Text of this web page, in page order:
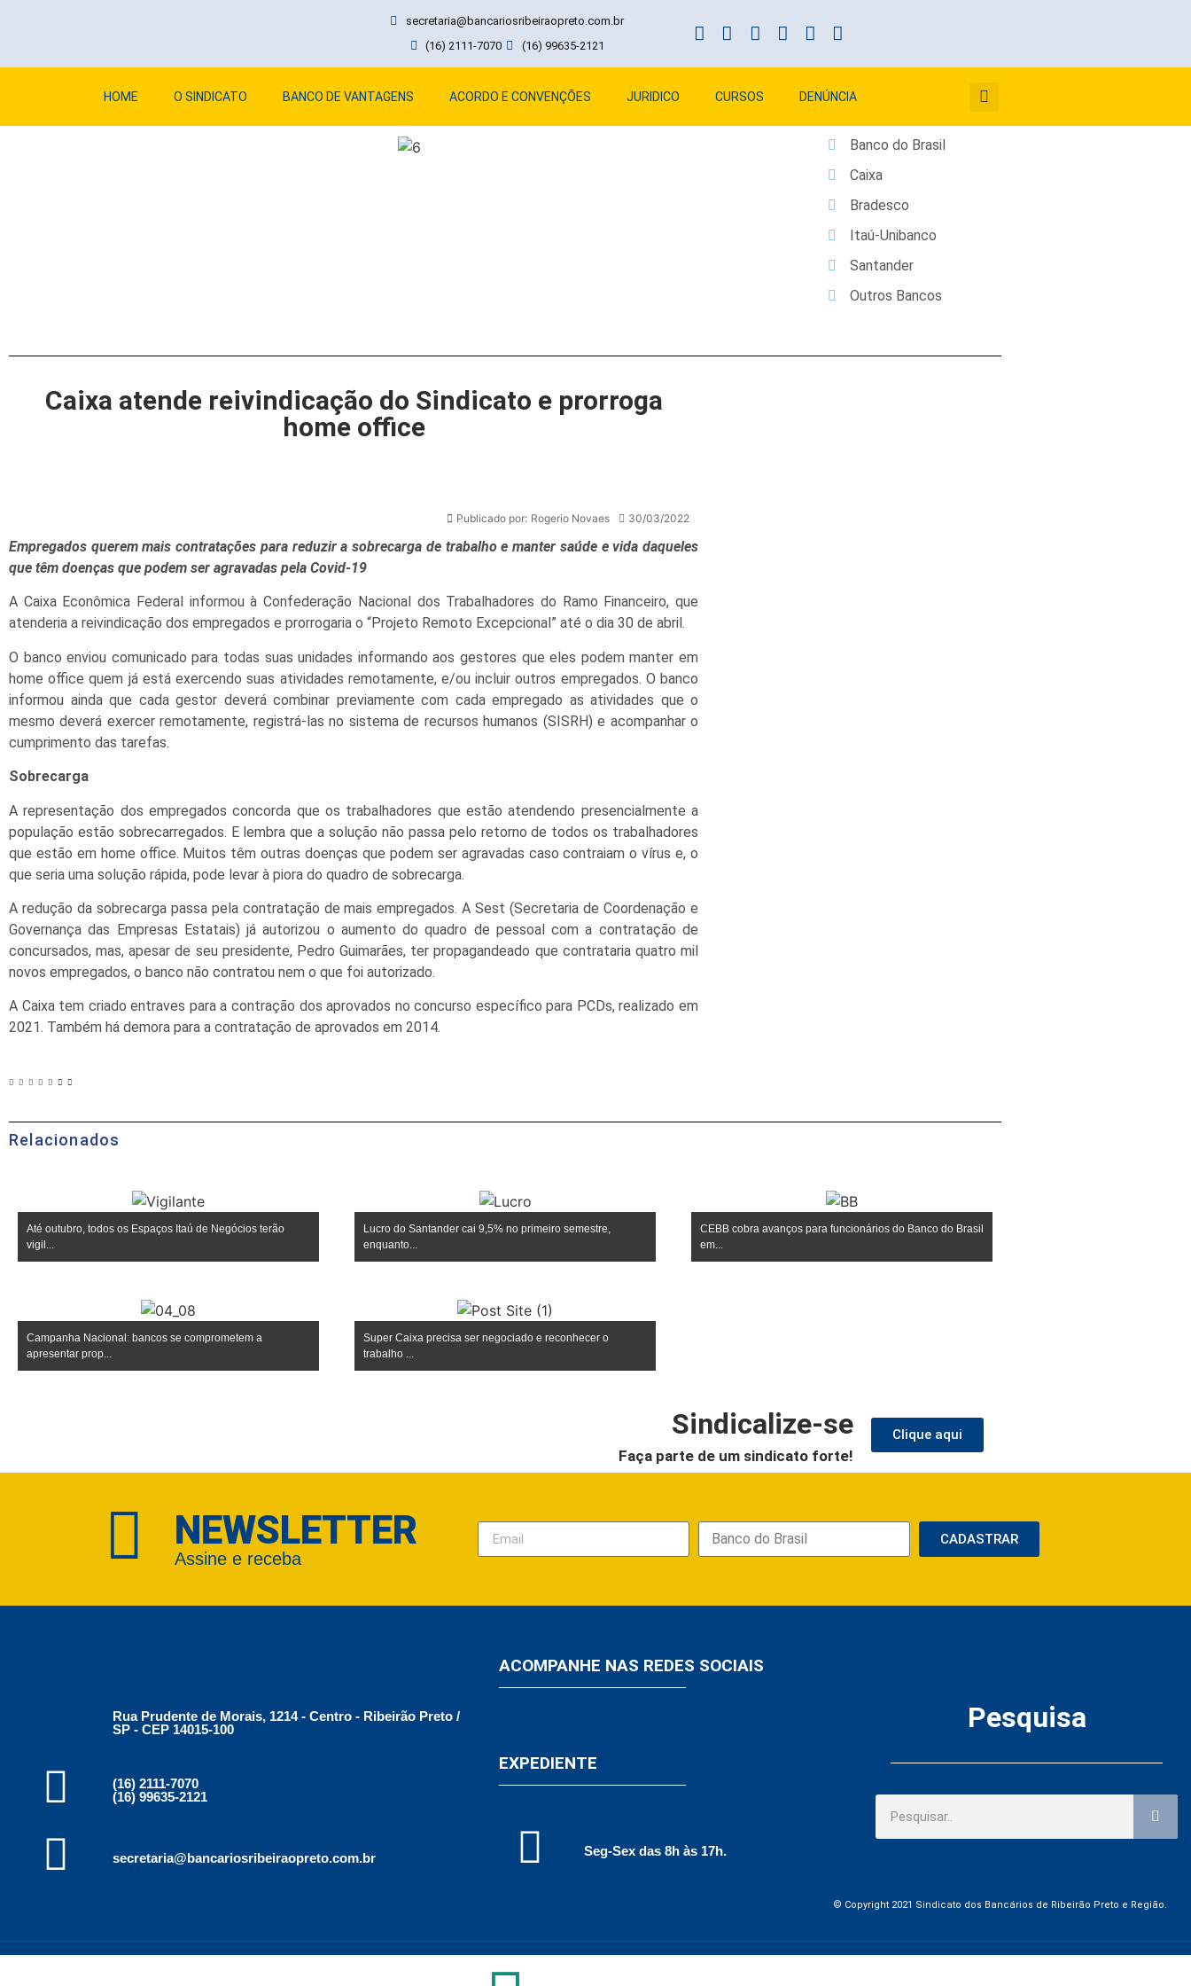
secretaria@bancariosribeiraopreto.com.br
(16) 2111-7070
(16) 99635-2121
HOME O SINDICATO BANCO DE VANTAGENS ACORDO E CONVENÇÕES JURIDICO CURSOS DENÚNCIA
Banco do Brasil
Caixa
Bradesco
Itaú-Unibanco
Santander
Outros Bancos
Caixa atende reivindicação do Sindicato e prorroga
home office
Publicado por: Rogerio Novaes 30/03/2022
Empregados querem mais contratações para reduzir a sobrecarga de trabalho e manter saúde e vida daqueles
que têm doenças que podem ser agravadas pela Covid-19
A Caixa Econômica Federal informou à Confederação Nacional dos Trabalhadores do Ramo Financeiro, que
atenderia a reivindicação dos empregados e prorrogaria o “Projeto Remoto Excepcional” até o dia 30 de abril.
O banco enviou comunicado para todas suas unidades informando aos gestores que eles podem manter em
home office quem já está exercendo suas atividades remotamente, e/ou incluir outros empregados. O banco
informou ainda que cada gestor deverá combinar previamente com cada empregado as atividades que o
mesmo deverá exercer remotamente, registrá-las no sistema de recursos humanos (SISRH) e acompanhar o
cumprimento das tarefas.
Sobrecarga
A representação dos empregados concorda que os trabalhadores que estão atendendo presencialmente a
população estão sobrecarregados. E lembra que a solução não passa pelo retorno de todos os trabalhadores
que estão em home office. Muitos têm outras doenças que podem ser agravadas caso contraiam o vírus e, o
que seria uma solução rápida, pode levar à piora do quadro de sobrecarga.
A redução da sobrecarga passa pela contratação de mais empregados. A Sest (Secretaria de Coordenação e
Governança das Empresas Estatais) já autorizou o aumento do quadro de pessoal com a contratação de
concursados, mas, apesar de seu presidente, Pedro Guimarães, ter propagandeado que contrataria quatro mil
novos empregados, o banco não contratou nem o que foi autorizado.
A Caixa tem criado entraves para a contração dos aprovados no concurso específico para PCDs, realizado em
2021. Também há demora para a contratação de aprovados em 2014.
Relacionados
Até outubro, todos os Espaços Itaú de Negócios terão
vigil...
Lucro do Santander cai 9,5% no primeiro semestre,
enquanto...
CEBB cobra avanços para funcionários do Banco do Brasil
em...
Campanha Nacional: bancos se comprometem a
apresentar prop...
Super Caixa precisa ser negociado e reconhecer o
trabalho ...
Sindicalize-se
Faça parte de um sindicato forte!
Clique aqui
NEWSLETTER
Assine e receba
CADASTRAR
Rua Prudente de Morais, 1214 - Centro - Ribeirão Preto /
SP - CEP 14015-100
(16) 2111-7070
(16) 99635-2121
secretaria@bancariosribeiraopreto.com.br
ACOMPANHE NAS REDES SOCIAIS
EXPEDIENTE
Seg-Sex das 8h às 17h.
Pesquisa
© Copyright 2021 Sindicato dos Bancários de Ribeirão Preto e Região.